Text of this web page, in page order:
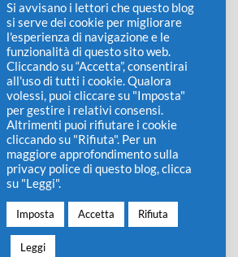
di acconto
pubbliche relazioni?
di proprietà
Si avvisano i lettori che questo blog
si serve dei cookie per migliorare
l'esperienza di navigazione e le
funzionalità di questo sito web.
Cliccando su “Accetta”, consentirai
all'uso di tutti i cookie. Qualora
volessi, puoi cliccare su "Imposta"
per gestire i relativi consensi.
Altrimenti puoi rifiutare i cookie
cliccando su "Rifiuta". Per un
maggiore approfondimento sulla
privacy police di questo blog, clicca
su "Leggi".
Imposta Accetta Rifiuta
Leggi